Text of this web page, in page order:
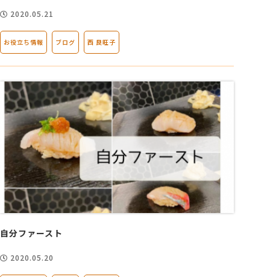
2020.05.21
お役立ち情報 ブログ 西 良旺子
自分ファースト
2020.05.20